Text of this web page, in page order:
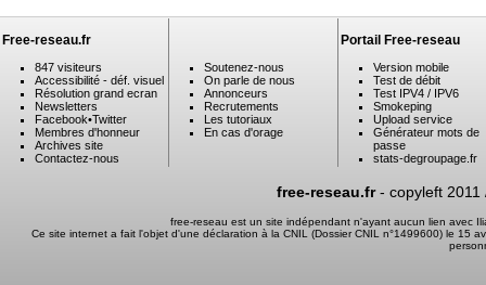
Free-reseau.fr
847 visiteurs
Accessibilité - déf. visuel
Résolution grand ecran
Newsletters
Facebook•Twitter
Membres d'honneur
Archives site
Contactez-nous
Soutenez-nous
On parle de nous
Annonceurs
Recrutements
Les tutoriaux
En cas d'orage
Portail Free-reseau
Version mobile
Test de débit
Test IPV4 / IPV6
Smokeping
Upload service
Générateur mots de
passe
stats-degroupage.fr
free-reseau.fr- copyleft 2011
free-reseau est un site indépendant n'ayant aucun lien avec
Ce site internet a fait l'objet d'une déclaration à la CNIL (Dossier CNIL n°1499600) le 15